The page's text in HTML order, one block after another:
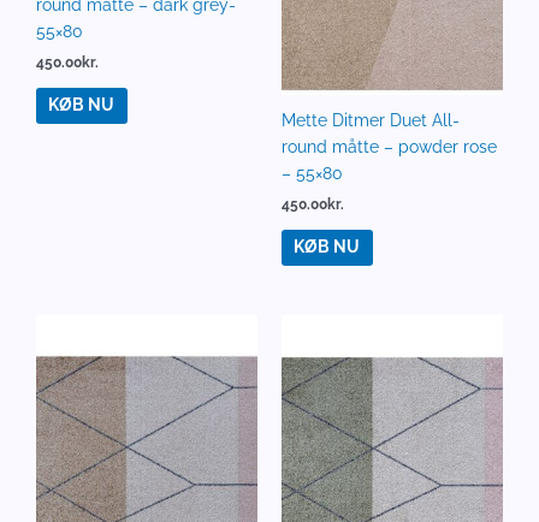
round måtte – dark grey-
55×80
450.00kr.
KØB NU
Mette Ditmer Duet All-
round måtte – powder rose
– 55×80
450.00kr.
KØB NU